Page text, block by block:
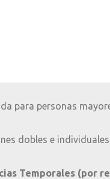
para personas
dobles e
Temporales (por